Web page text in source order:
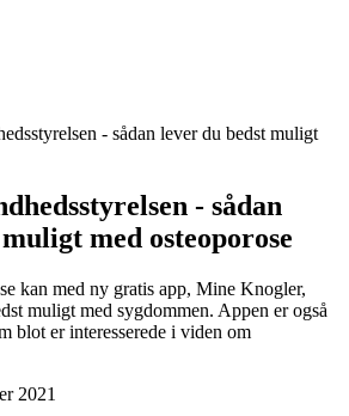
- sådan lever du bedst muligt
- sådan
med osteoporose
kan med ny gratis app, Mine Knogler,
muligt med sygdommen. Appen er også
blot er interesserede i viden om
2021